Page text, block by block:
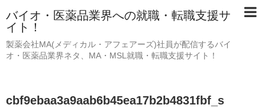
バイオ・医薬品業界への就職・転職支援サ
イト！
製薬会社MA(メディカル・アフェアーズ)社員が配信するバイ
オ・医薬品業界ネタ、MA・MSL就職・転職支援サイト！
cbf9ebaa3a9aab6b45ea17b2b4831fbf_s